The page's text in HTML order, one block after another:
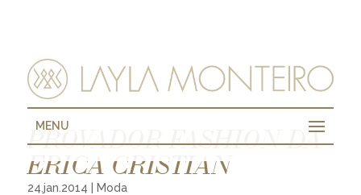
MENU
PROVADOR FASHION DA
ERICA CRISTIAN
24.jan.2014 Moda